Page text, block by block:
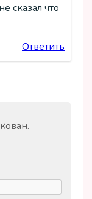
сказал что
Ответить